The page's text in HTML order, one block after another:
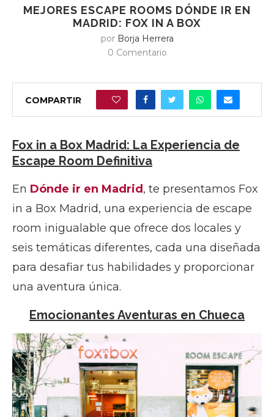
MEJORES ESCAPE ROOMS DÓNDE IR EN
MADRID: FOX IN A BOX
por Borja Herrera
0 Comentario
COMPARTIR
Fox in a Box Madrid: La Experiencia de
Escape Room Definitiva
En Dónde ir en Madrid , te presentamos Fox
in a Box Madrid, una experiencia de escape
room inigualable que ofrece dos locales y
seis temáticas diferentes, cada una diseñada
para desafiar tus habilidades y proporcionar
una aventura única.
Emocionantes Aventuras en Chueca